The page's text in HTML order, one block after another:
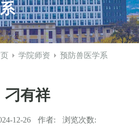
学院师资 预防兽医学系
刁有祥
12-26 作者: 浏览次数: